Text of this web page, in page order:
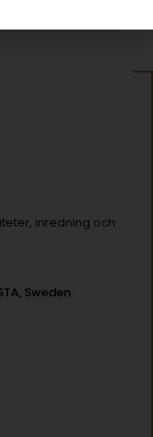
inredning och
Sweden.